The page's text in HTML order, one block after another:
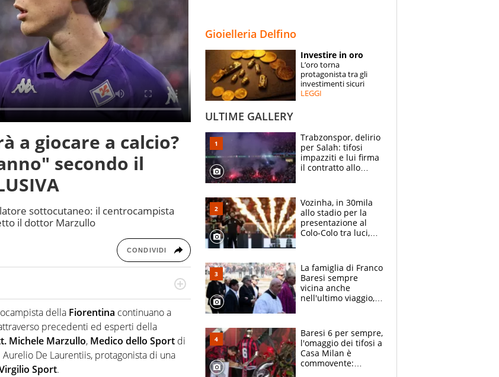
ESPERTI
CONTATTI
a giocare a calcio?
secondo il
sottocutaneo: il centrocampista
il dottor Marzullo
CONDIVIDI
per Virgilio Sport si occupa di calcio con
di Serie B e Serie C
della Fiorentina continuano a
precedenti ed esperti della
Michele Marzullo, Medico dello Sport di
Aurelio De Laurentiis, protagonista di una
Sport.
Gioielleria Delfino
Investire in oro
L’oro torna
protagonista tra gli
investimenti sicuri
LEGGI
ULTIME GALLERY
Trabzonspor, delirio
per Salah: tifosi
impazziti e lui firma
il contratto allo
Vozinha, in 30mila
allo stadio per la
presentazione al
Colo-Colo tra luci,
La famiglia di Franco
Baresi sempre
vicina anche
nell'ultimo viaggio,
circondati
dall'affetto dei tifosi
Baresi 6 per sempre,
l'omaggio dei tifosi a
Casa Milan è
commovente: